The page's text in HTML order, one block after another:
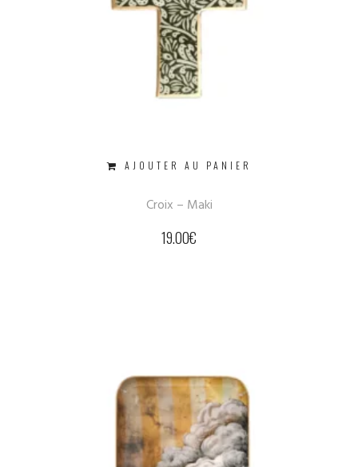
AJOUTER AU PANIER
Croix – Maki
19.00€